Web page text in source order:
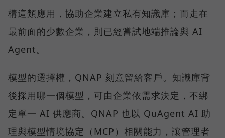
構這類應用，協助企業建立私有知識庫；而走在
最前面的少數企業，則已經嘗試地端推論與 AI
Agent。
模型的選擇權，QNAP 刻意留給客戶。知識庫背
後採用哪一個模型，可由企業依需求決定，不綁
定單一 AI 供應商。QNAP 也以 QuAgent AI 助
理與模型情境協定（MCP）相關能力，讓管理者